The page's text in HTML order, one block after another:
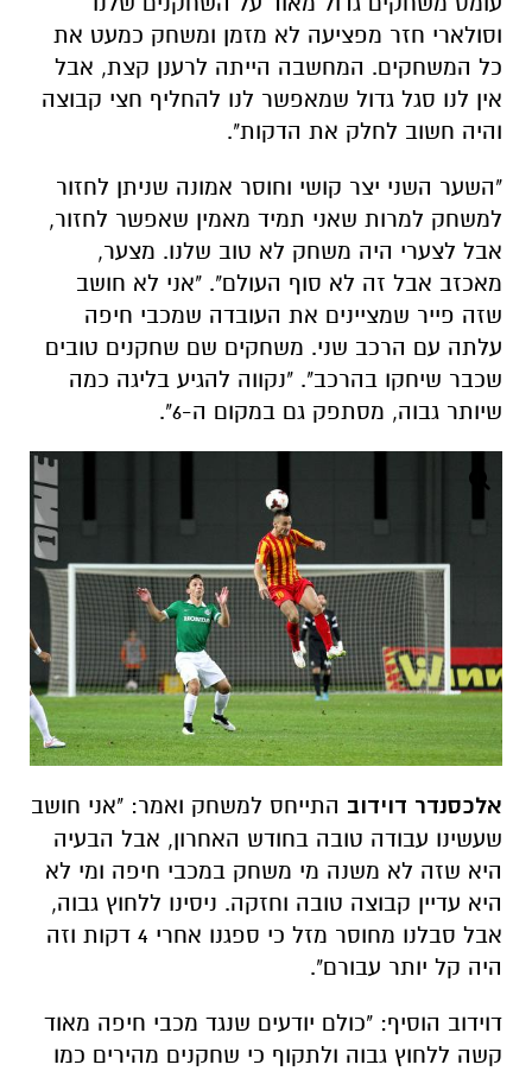
וסולארי חזר מפציעה לא מזמן ומשחק כמעט את
כל המשחקים. המחשבה הייתה לרענן קצת, אבל
אין לנו סגל גדול שמאפשר לנו להחליף חצי קבוצה
והיה חשוב לחלק את הדקות".
"השער השני יצר קושי וחוסר אמונה שניתן לחזור
למשחק למרות שאני תמיד מאמין שאפשר לחזור,
אבל לצערי היה משחק לא טוב שלנו. מצער,
מאכזב אבל זה לא סוף העולם". "אני לא חושב
שזה פייר שמציינים את העובדה שמכבי חיפה
עלתה עם הרכב שני. משחקים שם שחקנים טובים
שכבר שיחקו בהרכב". "נקווה להגיע בליגה כמה
שיותר גבוה, מסתפק גם במקום ה-6".
אלכסנדר דוידוב התייחס למשחק ואמר: "אני חושב
שעשינו עבודה טובה בחודש האחרון, אבל הבעיה
היא שזה לא משנה מי משחק במכבי חיפה ומי לא
היא עדיין קבוצה טובה וחזקה. ניסינו ללחוץ גבוה,
אבל סבלנו מחוסר מזל כי ספגנו אחרי 4 דקות וזה
היה קל יותר עבורם".
דוידוב הוסיף: "כולם יודעים שנגד מכבי חיפה מאוד
קשה ללחוץ גבוה ולתקוף כי שחקנים מהירים כמו